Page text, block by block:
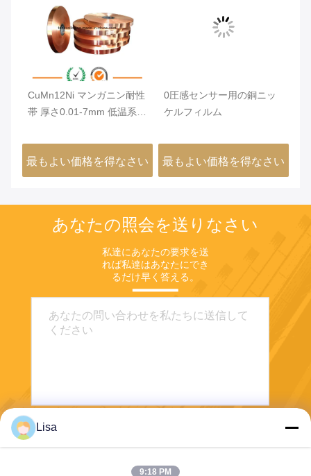
CuMn12Ni マンガニン耐性
帯 厚さ0.01-7mm 低温系数
最もよい価格を得なさい
0圧感センサー用の銅ニッ
ケルフィルム
最もよい価格を得なさい
あなたの照会を送りなさい
私達にあなたの要求を送
れば私達はあなたにでき
るだけ早く答える。
Lisa
9:18 PM